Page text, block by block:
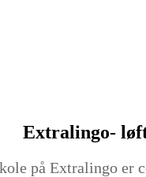
Extralingo-
på Extralingo er